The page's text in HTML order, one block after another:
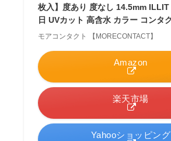
枚入】度あり 度なし 14.5mm
日 UVカット 高含水 カラー コンタ
モアコンタクト 【MORECONTACT】
Amazon
楽天市場
Yahooショッピング